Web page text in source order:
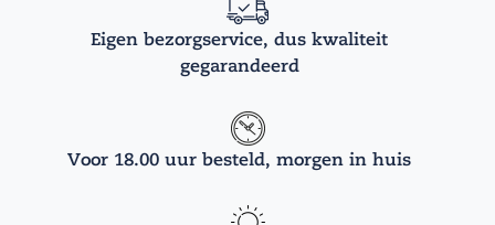
Eigen bezorgservice, dus kwaliteit
gegarandeerd
Voor 18.00 uur besteld, morgen in huis